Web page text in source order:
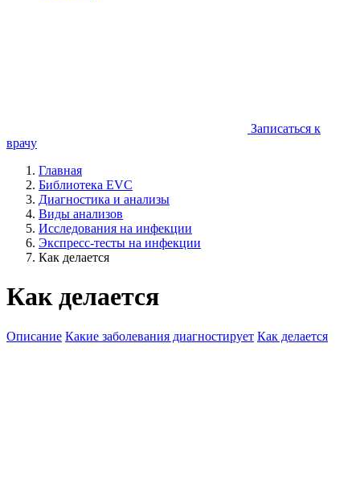
Записаться к
врачу
Главная
Библиотека EVC
Диагностика и анализы
Виды анализов
Исследования на инфекции
Экспресс-тесты на инфекции
Как делается
Как делается
Описание Какие заболевания диагностирует Как делается